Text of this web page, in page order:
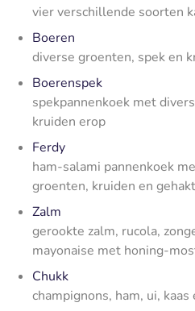
vier verschillende soorten
Boeren
diverse groenten, spek en
Boerenspek
spekpannenkoek met
kruiden erop
Ferdy
ham-salami pannenkoek
groenten, kruiden en
Zalm
gerookte zalm, rucola,
mayonaise met honing-
Chukk
champignons, ham, ui,